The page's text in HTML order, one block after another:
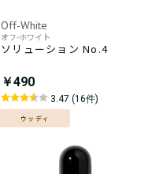
Off-White
オフ-ホワイト
ソリューション No.4
￥490
3.47 (16件)
ウッディ